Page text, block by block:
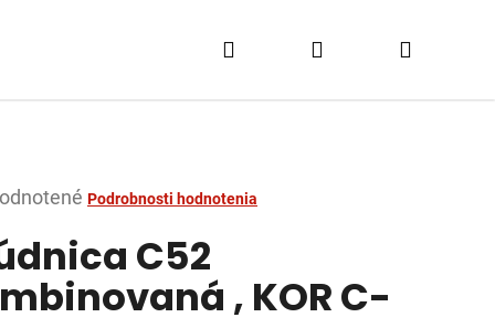
Prihlásenie
Podrobnosti hodnotenia
C52
, KOR C-